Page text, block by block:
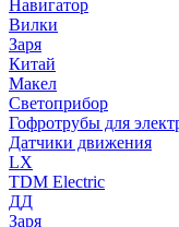
Навигатор
Вилки
Заря
Китай
Макел
Светоприбор
Гофротрубы для
Датчики движения
LX
TDM Electric
ДД
Заря